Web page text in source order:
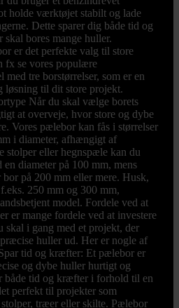
holde værktøjet stabilt og lade
Dette sparer dig både tid og
bores mange huller.
er det perfekte valg til store
fx se vores populære
med tre borstørrelser, som er en
løsning til dit store projekt.
Når du skal vælge borets
at overveje, hvor store og dybe
Vores pælebor kan fås i størrelser
i diameter, afhængigt af
stolper eller hegnspæle kan du
en diameter på 100 mm, mens
på 200 mm eller mere. Husk,
250 mm og 300 mm,
model. Fordele ved at
er mange fordele ved at investere
skal i gang med et projekt, der
huller ud. Her er nogle af
tid og kræfter: Et pælebor er
og dybe huller hurtigt og
både tid og kræfter i forhold til en
perfekt til projekter som
træer eller skilte. Pælebor